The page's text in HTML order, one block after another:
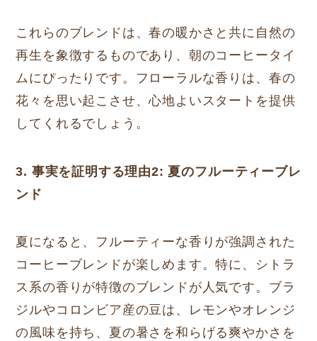
これらのブレンドは、春の暖かさと共に自然の
再生を象徴するものであり、朝のコーヒータイ
ムにぴったりです。フローラルな香りは、春の
花々を思い起こさせ、心地よいスタートを提供
してくれるでしょう。
3. 事実を証明する理由2: 夏のフルーティーブレ
ンド
夏になると、フルーティーな香りが強調された
コーヒーブレンドが楽しめます。特に、シトラ
ス系の香りが特徴のブレンドが人気です。ブラ
ジルやコロンビア産の豆は、レモンやオレンジ
の風味を持ち、夏の暑さを和らげる爽やかさを